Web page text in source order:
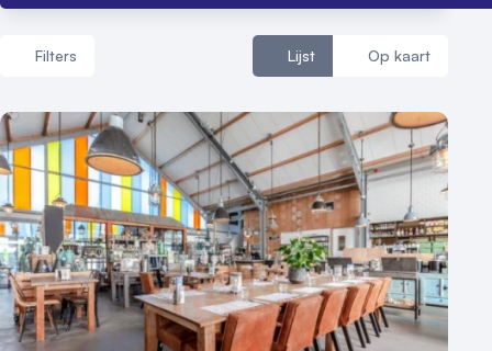
Filters Lijst Op kaart
Aantal zalen
1 - 5 zalen
6 - 10 zalen
10 of meer zalen
Aantal personen
1 - 50 personen